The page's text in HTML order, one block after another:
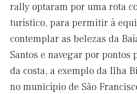
rally optaram por uma rota
turístico, para permitir à
contemplar as belezas da
Santos e navegar por pontos
da costa, a exemplo da Ilha
no município de São